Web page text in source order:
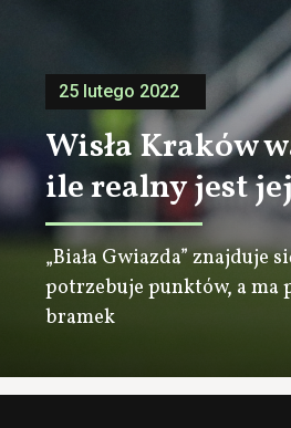
25 lutego 2022
Wisła Kraków
ile realny jest
„Biała Gwiazda” znajduje
potrzebuje punktów, a ma
bramek